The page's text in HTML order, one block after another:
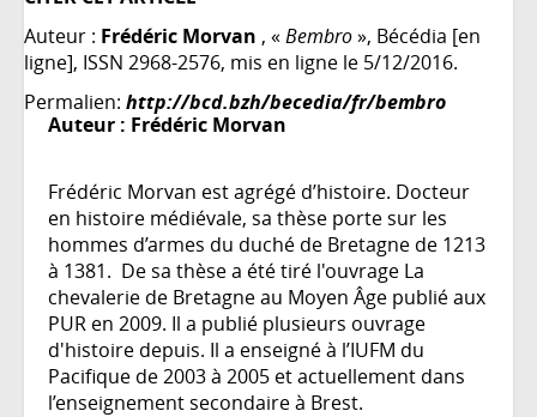
Auteur : Frédéric Morvan , «Bembro», Bécédia [en
ligne], ISSN 2968-2576, mis en ligne le 5/12/2016.
Permalien: http://bcd.bzh/becedia/fr/bembro
Auteur : Frédéric Morvan
Frédéric Morvan est agrégé d’histoire. Docteur
en histoire médiévale, sa thèse porte sur les
hommes d’armes du duché de Bretagne de 1213
à 1381. De sa thèse a été tiré l'ouvrage La
chevalerie de Bretagne au Moyen Âge publié aux
PUR en 2009. Il a publié plusieurs ouvrage
d'histoire depuis. Il a enseigné à l’IUFM du
Pacifique de 2003 à 2005 et actuellement dans
l’enseignement secondaire à Brest.